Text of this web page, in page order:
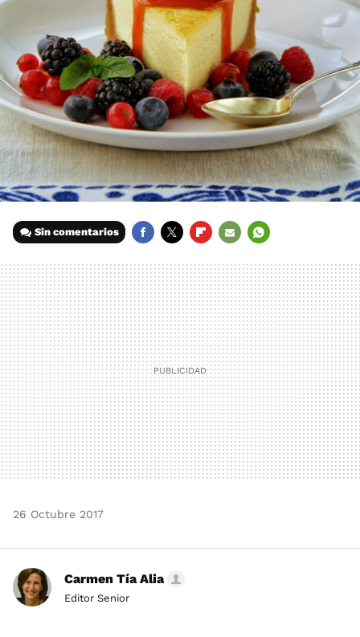
Sin comentarios
MAIL
26 Octubre 2017
Carmen Tía Alia
Editor Senior